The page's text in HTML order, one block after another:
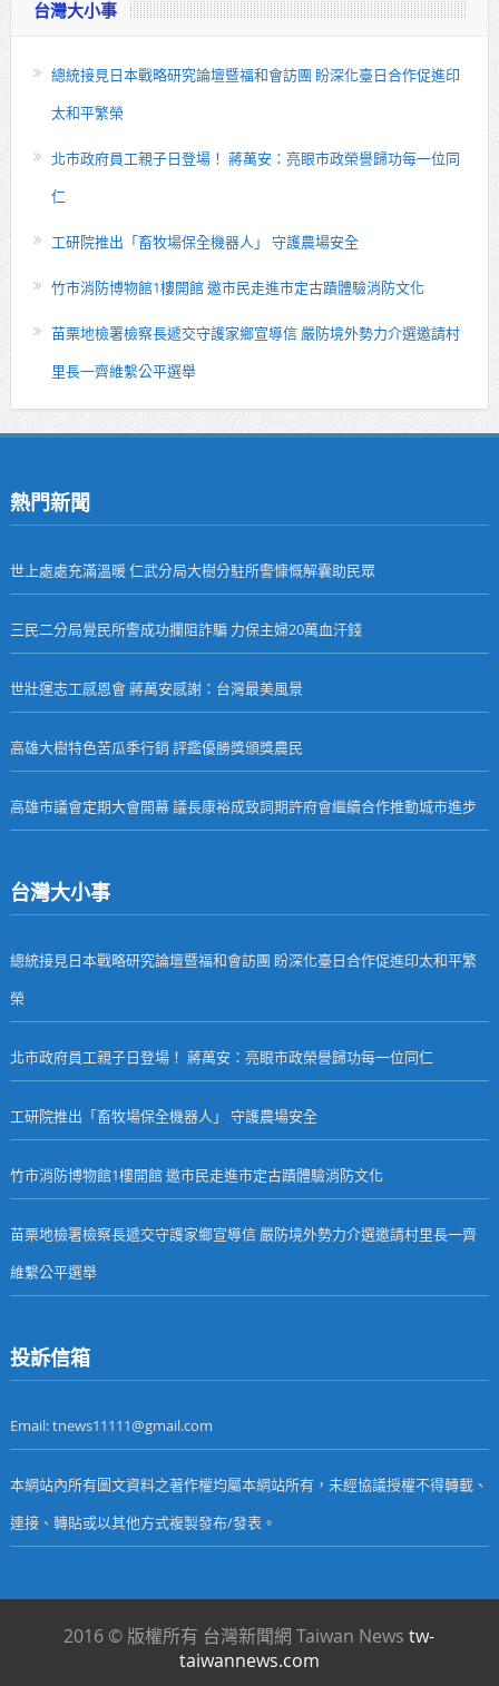
台灣大小事
總統接見日本戰略研究論壇暨福和會訪團 盼深化臺日合作促進印
太和平繁榮
北市政府員工親子日登場！ 蔣萬安：亮眼市政榮譽歸功每一位同
仁
工研院推出「畜牧場保全機器人」 守護農場安全
竹市消防博物館1樓開館 邀市民走進市定古蹟體驗消防文化
苗栗地檢署檢察長遞交守護家鄉宣導信 嚴防境外勢力介選邀請村
里長一齊維繫公平選舉
熱門新聞
世上處處充滿溫暖 仁武分局大樹分駐所警慷慨解囊助民眾
三民二分局覺民所警成功攔阻詐騙 力保主婦20萬血汗錢
世壯運志工感恩會 蔣萬安感謝：台灣最美風景
高雄大樹特色苦瓜季行銷 評鑑優勝獎頒獎農民
高雄市議會定期大會開幕 議長康裕成致詞期許府會繼續合作推動城市進步
台灣大小事
總統接見日本戰略研究論壇暨福和會訪團 盼深化臺日合作促進印太和平繁
榮
北市政府員工親子日登場！ 蔣萬安：亮眼市政榮譽歸功每一位同仁
工研院推出「畜牧場保全機器人」 守護農場安全
竹市消防博物館1樓開館 邀市民走進市定古蹟體驗消防文化
苗栗地檢署檢察長遞交守護家鄉宣導信 嚴防境外勢力介選邀請村里長一齊
維繫公平選舉
投訴信箱
Email: tnews11111@gmail.com
本網站內所有圖文資料之著作權均屬本網站所有，未經協議授權不得轉載、
連接、轉貼或以其他方式複製發布/發表。
2016 © 版權所有 台灣新聞網 Taiwan Newstw-
taiwannews.com